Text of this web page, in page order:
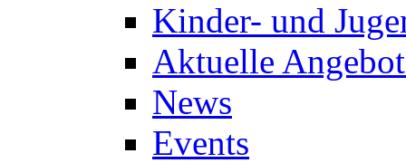
Kinder- und
Aktuelle
News
Events